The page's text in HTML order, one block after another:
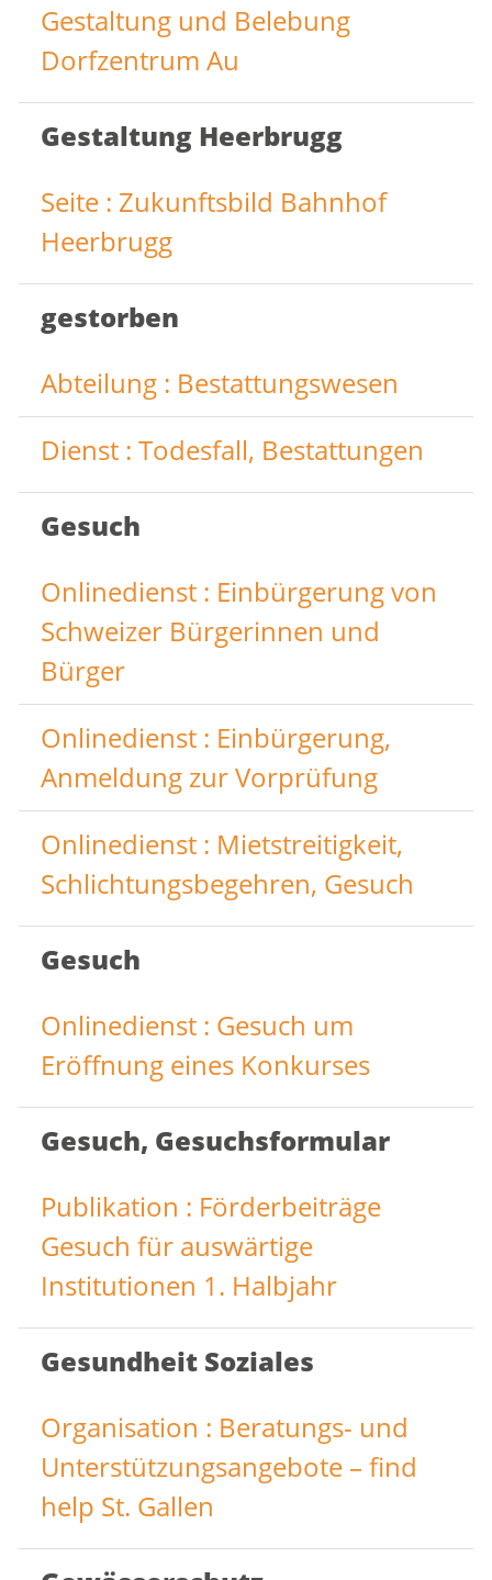
Gestaltung und Belebung
Dorfzentrum Au
Gestaltung Heerbrugg
Seite : Zukunftsbild Bahnhof
Heerbrugg
gestorben
Abteilung : Bestattungswesen
Dienst : Todesfall, Bestattungen
Gesuch
Onlinedienst : Einbürgerung von
Schweizer Bürgerinnen und
Bürger
Onlinedienst : Einbürgerung,
Anmeldung zur Vorprüfung
Onlinedienst : Mietstreitigkeit,
Schlichtungsbegehren, Gesuch
Gesuch
Onlinedienst : Gesuch um
Eröffnung eines Konkurses
Gesuch, Gesuchsformular
Publikation : Förderbeiträge
Gesuch für auswärtige
Institutionen 1. Halbjahr
Gesundheit Soziales
Organisation : Beratungs- und
Unterstützungsangebote – find
help St. Gallen